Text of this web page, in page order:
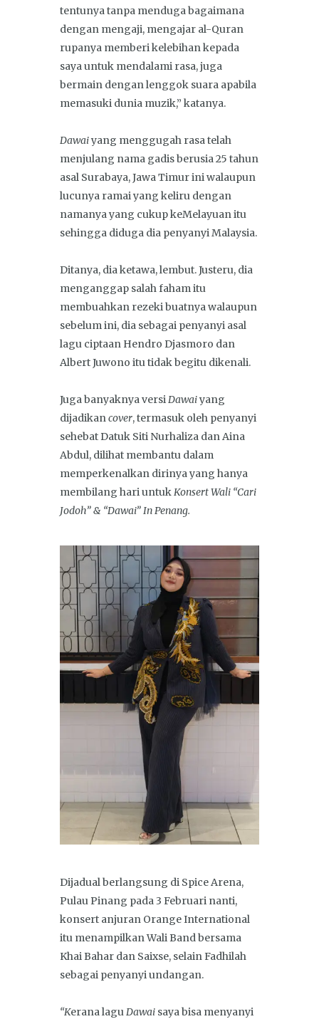
tentunya tanpa menduga bagaimana
dengan mengaji, mengajar al-Quran
rupanya memberi kelebihan kepada
saya untuk mendalami rasa, juga
bermain dengan lenggok suara apabila
memasuki dunia muzik,” katanya.
Dawaiyang menggugah rasa telah
menjulang nama gadis berusia 25 tahun
asal Surabaya, Jawa Timur ini walaupun
lucunya ramai yang keliru dengan
namanya yang cukup keMelayuan itu
sehingga diduga dia penyanyi Malaysia.
Ditanya, dia ketawa, lembut. Justeru, dia
menganggap salah faham itu
membuahkan rezeki buatnya walaupun
sebelum ini, dia sebagai penyanyi asal
lagu ciptaan Hendro Djasmoro dan
Albert Juwono itu tidak begitu dikenali.
Juga banyaknya versiDawaiyang
dijadikancover, termasuk oleh penyanyi
sehebat Datuk Siti Nurhaliza dan Aina
Abdul, dilihat membantu dalam
memperkenalkan dirinya yang hanya
membilang hari untukKonsert Wali “Cari
Jodoh” & “Dawai” In Penang.
Dijadual berlangsung di Spice Arena,
Pulau Pinang pada 3 Februari nanti,
konsert anjuran Orange International
itu menampilkan Wali Band bersama
Khai Bahar dan Saixse, selain Fadhilah
sebagai penyanyi undangan.
“Kerana laguDawai saya bisa menyanyi